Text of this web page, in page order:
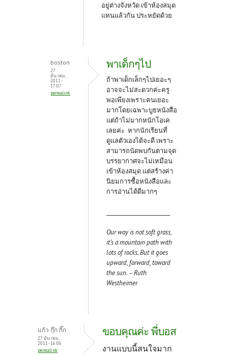
อยู่ต่างจังหวัด เข้าห้องสมุด
แทนแล้วกัน ประหยัดด้วย
boston
27
มีนาคม,
2011 -
17:07
permalink
พาเด็กๆไป
ถ้าพาเด็กเล็กๆไปเยอะๆ
อาจจะไม่สะดวกค่ะครู
พอเพียงเพราะคนเยอะ
มากโดยเฉพาะบูธหนังสือ
แต่ถ้าไม่มากหนักโอเค
เลยค่ะ หากนักเรียนที่
ดูแลตัวเองได้จะดี เพราะ
สามารถนัดพบกันตามจุด
บรรยากาศจะไม่เหมือน
เข้าห้องสมุด แต่สร้างค่า
นิยมการซื้อหนังสือและ
การอ่านได้ดีมากๆ
Our way is not soft grass,
it’s a mountain path with
lots of rocks. But it goes
upward, forward, toward
the sun. – Ruth
Westheimer
แก้ว กุ๊ก กิ๊ก
27 มีนาคม,
2011 - 16:06
permalink
ขอบคุณค่ะ พี่บอส
งานแบบนี้สนใจมาก